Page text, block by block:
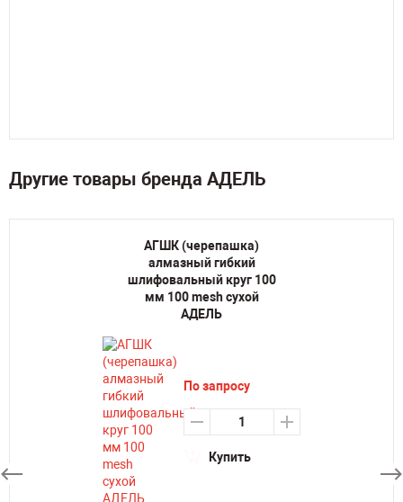
Другие товары бренда АДЕЛЬ
АГШК (черепашка)
алмазный гибкий
шлифовальный круг 100
мм 100 mesh сухой
АДЕЛЬ
По запросу
Купить